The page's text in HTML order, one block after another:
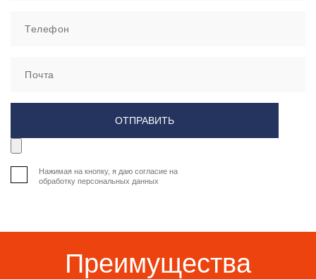
Нажимая на кнопку, я даю согласие на
обработку персональных данных
Преимущества